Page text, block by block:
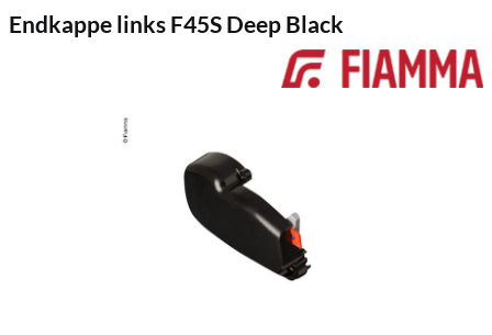
Endkappe links F45S Deep Black